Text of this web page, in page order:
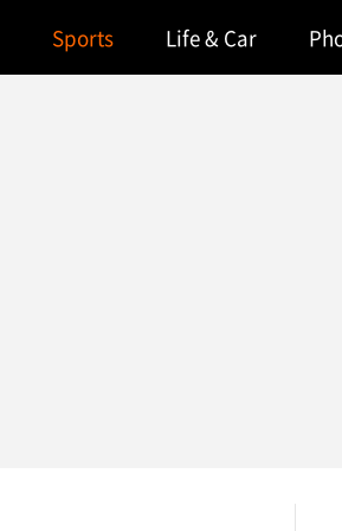
Sports Life & Car